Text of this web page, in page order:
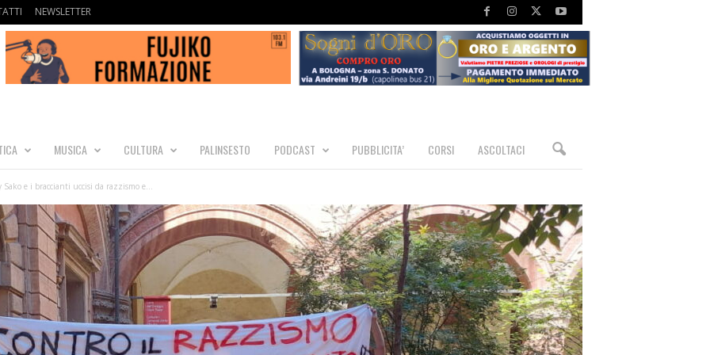
NEWSLETTER
MUSICA CULTURA PALINSESTO PODCAST PUBBLICITA’ CORSI ASCOLTACI
e i braccianti uccisi da razzismo e...